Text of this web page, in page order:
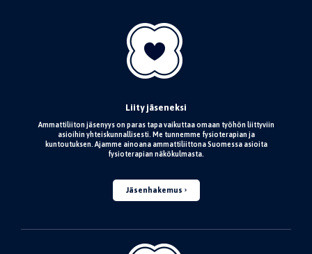
Liity jäseneksi
Ammattiliiton jäsenyys on paras tapa vaikuttaa omaan työhön liittyviin
asioihin yhteiskunnallisesti. Me tunnemme fysioterapian ja
kuntoutuksen. Ajamme ainoana ammattiliittona Suomessa asioita
fysioterapian näkökulmasta.
Jäsenhakemus